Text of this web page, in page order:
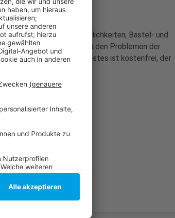
verschiedene Spielmöglichkeiten, Bastel- und
zum Beispiel zu den Problemen der
Besuch des Familienfestes ist kostenfrei, der
3G-Regeln.
im Nordpark